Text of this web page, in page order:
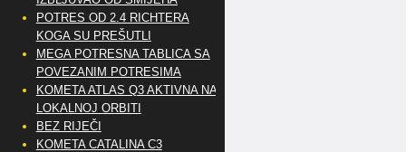
POTRES OD 2.4 RICHTERA
KOGA SU PREŠUTLI
MEGA POTRESNA TABLICA SA
POVEZANIM POTRESIMA
KOMETA ATLAS Q3 AKTIVNA NA
LOKALNOJ ORBITI
BEZ RIJEČI
KOMETA CATALINA C3